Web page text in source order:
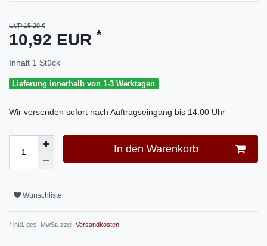
UVP 15,29 €
10,92 EUR *
Inhalt 1 Stück
Lieferung innerhalb von 1-3 Werktagen
Wir versenden sofort nach Auftragseingang bis 14:00 Uhr
In den Warenkorb
Wunschliste
* inkl. ges. MwSt. zzgl. Versandkosten